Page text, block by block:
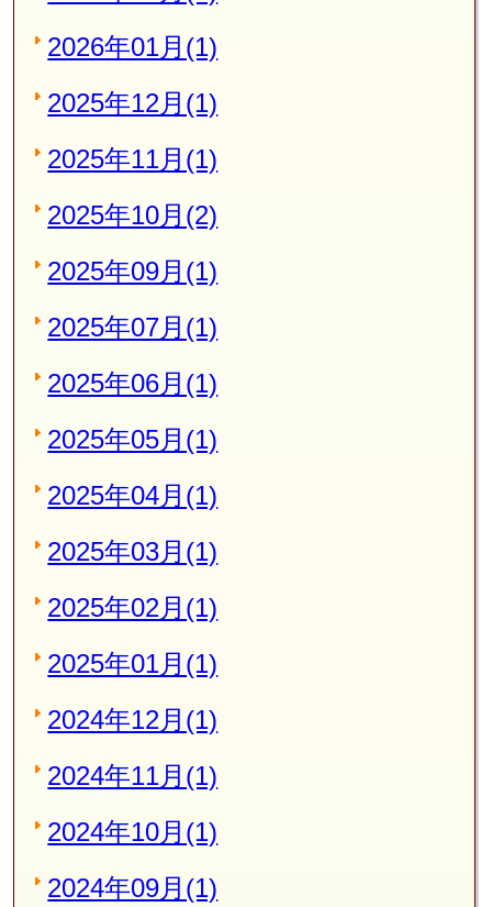
2026年01月(1)
2025年12月(1)
2025年11月(1)
2025年10月(2)
2025年09月(1)
2025年07月(1)
2025年06月(1)
2025年05月(1)
2025年04月(1)
2025年03月(1)
2025年02月(1)
2025年01月(1)
2024年12月(1)
2024年11月(1)
2024年10月(1)
2024年09月(1)